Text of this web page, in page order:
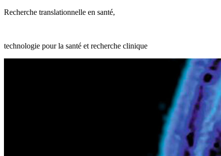
Recherche translationnelle en santé,
technologie pour la santé et recherche clinique